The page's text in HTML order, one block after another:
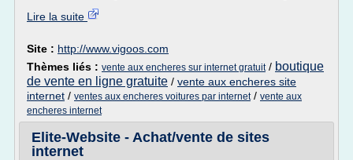
Lire la suite
Site : http://www.vigoos.com
Thèmes liés : vente aux encheres sur internet gratuit/ boutique
de vente en ligne gratuite / vente aux encheres site
internet / ventes aux encheres voitures par internet/ vente aux
encheres internet
Elite-Website - Achat/vente de sites
internet